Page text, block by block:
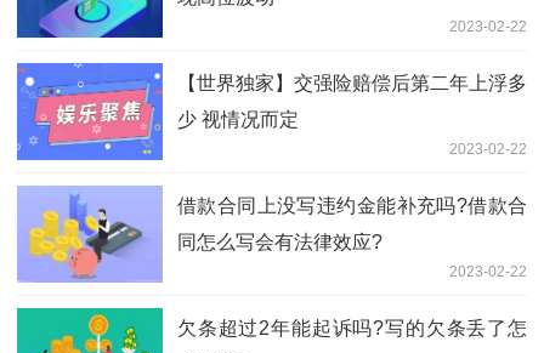
2023-02-22
【世界独家】交强险赔偿后第二年上浮多
少 视情况而定
2023-02-22
借款合同上没写违约金能补充吗?借款合
同怎么写会有法律效应?
2023-02-22
欠条超过2年能起诉吗?写的欠条丢了怎